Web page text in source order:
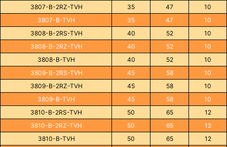
3807-B-2RZ-TVH
35 47
10
3807-B-TVH
35 47
10
3808-B-2RS-TVH
40 52
10
3808-B-2RZ-TVH
40 52
10
3808-B-TVH
40 52
10
3809-B-2RS-TVH
45 58
10
3809-B-2RZ-TVH
45 58
10
3809-B-TVH
45 58
10
3810-B-2RS-TVH
50 65
12
3810-B-2RZ-TVH
50 65
12
3810-B-TVH
50 65
12